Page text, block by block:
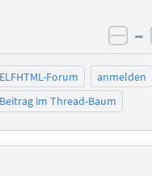
–
Forum
anmelden
Beitrag im Thread-Baum